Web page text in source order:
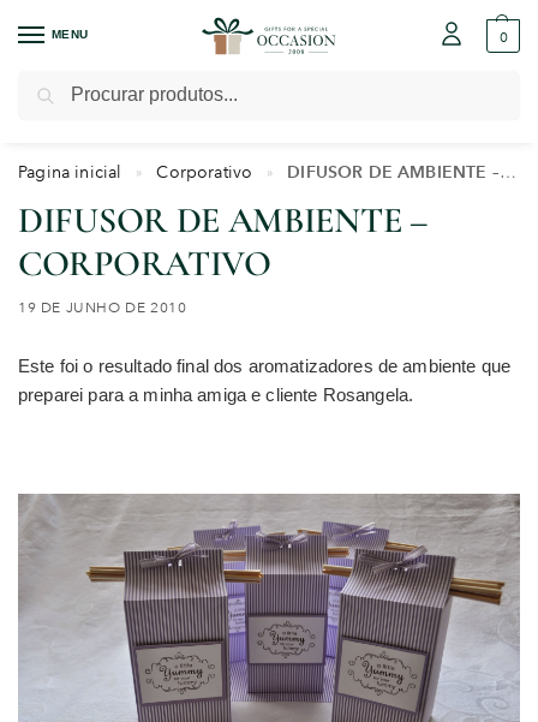
MENU 0
Pagina inicial » Corporativo » DIFUSOR DE AMBIENTE – CORPORATIVO
DIFUSOR DE AMBIENTE –
CORPORATIVO
19 DE JUNHO DE 2010
Este foi o resultado final dos aromatizadores de ambiente que
preparei para a minha amiga e cliente Rosangela.